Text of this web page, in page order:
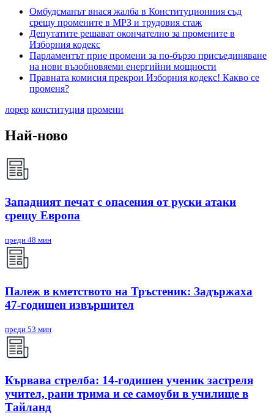
Омбудсманът внася жалба в Конституционния съд
срещу промените в МРЗ и трудовия стаж
Депутатите решават окончателно за промените в
Изборния кодекс
Парламентът прие промени за по-бързо присъединяване
на нови възобновяеми енергийни мощности
Правната комисия прекрои Изборния кодекс! Какво се
променя?
лорер конституция промени
Най-ново
Западният печат с опасения от руски атаки
срещу Европа
преди 48 мин
Палеж в кметството на Тръстеник: Задържаха
47-годишен извършител
преди 53 мин
Кървава стрелба: 14-годишен ученик застреля
учител, рани трима и се самоуби в училище в
Тайланд